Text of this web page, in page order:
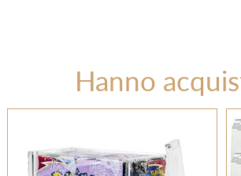
Hanno